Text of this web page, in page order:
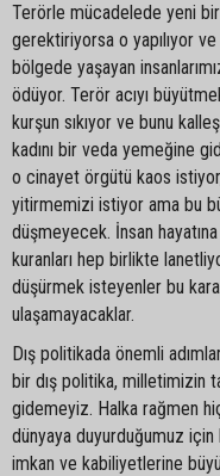
Terörle mücadelede yeni
gerektiriyorsa o yapılıyor ve
bölgede yaşayan
ödüyor. Terör acıyı
kurşun sıkıyor ve bunu
kadını bir veda yemeğine
o cinayet örgütü kaos
yitirmemizi istiyor ama bu
düşmeyecek. İnsan
kuranları hep birlikte
düşürmek isteyenler bu
ulaşamayacaklar.
Dış politikada önemli
bir dış politika, milletimizin
gidemeyiz. Halka rağmen
dünyaya duyurduğumuz
imkan ve kabiliyetlerine